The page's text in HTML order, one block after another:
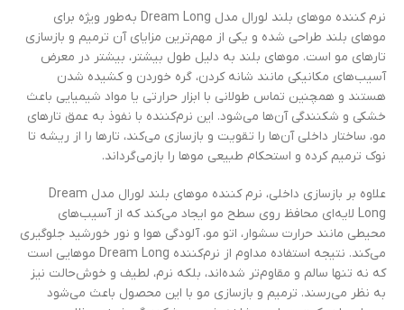
نرم کننده موهای بلند لورال مدل Dream Long به‌طور ویژه برای
موهای بلند طراحی شده و یکی از مهم‌ترین مزایای آن ترمیم و بازسازی
تارهای مو است. موهای بلند به دلیل طول بیشتر، بیشتر در معرض
آسیب‌های مکانیکی مانند شانه کردن، گره خوردن و کشیده شدن
هستند و همچنین تماس طولانی با ابزار حرارتی یا مواد شیمیایی باعث
خشکی و شکنندگی آن‌ها می‌شود. این نرم‌کننده با نفوذ به عمق تارهای
مو، ساختار داخلی آن‌ها را تقویت و بازسازی می‌کند، تارها را از ریشه تا
نوک ترمیم کرده و استحکام طبیعی موها را بازمی‌گرداند.
علاوه بر بازسازی داخلی، نرم کننده موهای بلند لورال مدل Dream
Long لایه‌ای محافظ روی سطح مو ایجاد می‌کند که از آسیب‌های
محیطی مانند حرارت سشوار، اتو مو، آلودگی هوا و نور خورشید جلوگیری
می‌کند. نتیجه استفاده مداوم از نرم‌کننده Dream Long موهایی است
که نه تنها سالم و مقاوم‌تر شده‌اند، بلکه نرم، لطیف و خوش‌حالت نیز
به نظر می‌رسند. ترمیم و بازسازی مو با این محصول باعث می‌شود